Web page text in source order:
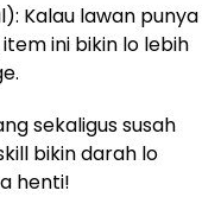
Kalau lawan punya
ini bikin lo lebih
sekaligus susah
bikin darah lo
henti!